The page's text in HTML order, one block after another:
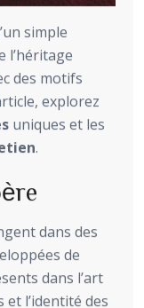
simple
l’héritage
des motifs
explorez
uniques et les
.
dans des
de
dans l’art
l’identité des